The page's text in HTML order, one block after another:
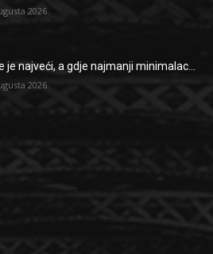
2026.
je najveći, a gdje najmanji minimalac...
2026.